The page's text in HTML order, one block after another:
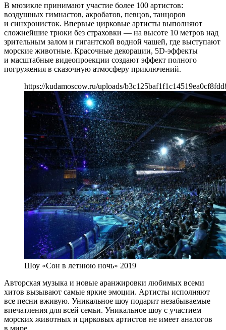
В мюзикле принимают участие более 100 артистов:
воздушных гимнастов, акробатов, певцов, танцоров
и синхронисток. Впервые цирковые артисты выполняют
сложнейшие трюки без страховки — на высоте 10 метров над
зрительным залом и гигантской водной чашей, где выступают
морские животные. Красочные декорации, 5D-эффекты
и масштабные видеопроекции создают эффект полного
погружения в сказочную атмосферу приключений.
https://kudamoscow.ru/uploads/
Шоу «Сон в летнюю ночь» 2019
Авторская музыка и новые аранжировки любимых всеми
хитов вызывают самые яркие эмоции. Артисты исполняют
все песни вживую. Уникальное шоу подарит незабываемые
впечатления для всей семьи. Уникальное шоу с участием
морских животных и цирковых артистов не имеет аналогов
в мире.